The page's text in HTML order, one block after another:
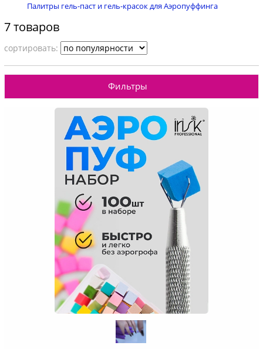
Палитры гель-паст и гель-красок для Аэропуффинга
7 товаров
cортировать:
Фильтры